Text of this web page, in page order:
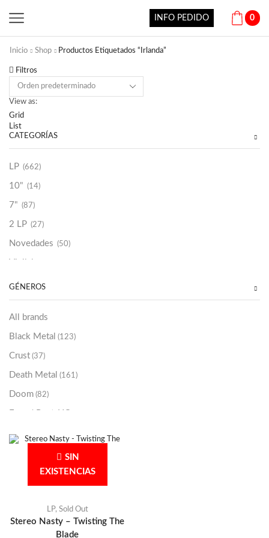
INFO PEDIDO 0
Inicio Shop Productos Etiquetados “Irlanda”
Filtros
View as:
Grid
List
CATEGORÍAS
LP (662)
10" (14)
7" (87)
2 LP (27)
Novedades (50)
Vinilako
Sold Out
GÉNEROS
All brands
Black Metal (123)
Crust (37)
Death Metal (161)
Doom (82)
Emo / Post-HC
Grindcore
(48)
Hardcore (153)
SIN
EXISTENCIAS
LP, Sold Out
Stereo Nasty – Twisting The
Blade